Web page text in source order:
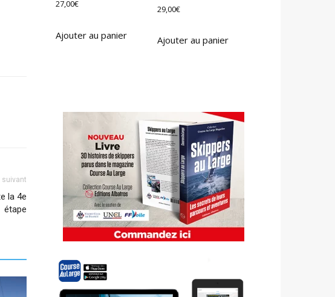
suivant
la 4e
étape
27,00€
Ajouter au panier
29,00€
Ajouter au panier